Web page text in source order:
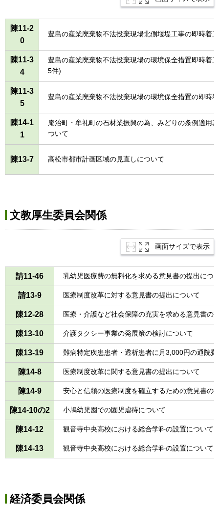
陳11-2
0
豊島の産業廃棄物不法投棄現場北側堰堤工事の即時着
陳11-3
4
豊島の産業廃棄物不法投棄現場の環境保全措置即時着
5件)
陳11-3
5
豊島の産業廃棄物不法投棄現場の環境保全措置の即時
陳14-1
1
庵治町・牟礼町の石材業振興の為、みどりの条例適用
ついて
陳13-7 高松市都市計画区域の見直しについて
文教厚生委員会関係
画面サイズで表示
請11-46 乳幼児医療費の無料化を求める意見書の提出につ
請13-9 医療制度改革に対する意見書の提出について
陳12-28 医療・介護など社会保障の充実を求める意見書の
陳13-10 介護タクシー事業の発展策の検討について
陳13-19 難病特定疾患患者・透析患者に月3,000円の通院
陳14-8 医療制度改革に関する意見書の提出について
陳14-9 安心と信頼の医療制度を確立するための意見書の
陳14-10の2 小鳩幼児園での園児虐待について
陳14-12 観音寺中央高校における総合学科の設置について
陳14-13 観音寺中央高校における総合学科の設置について
経済委員会関係